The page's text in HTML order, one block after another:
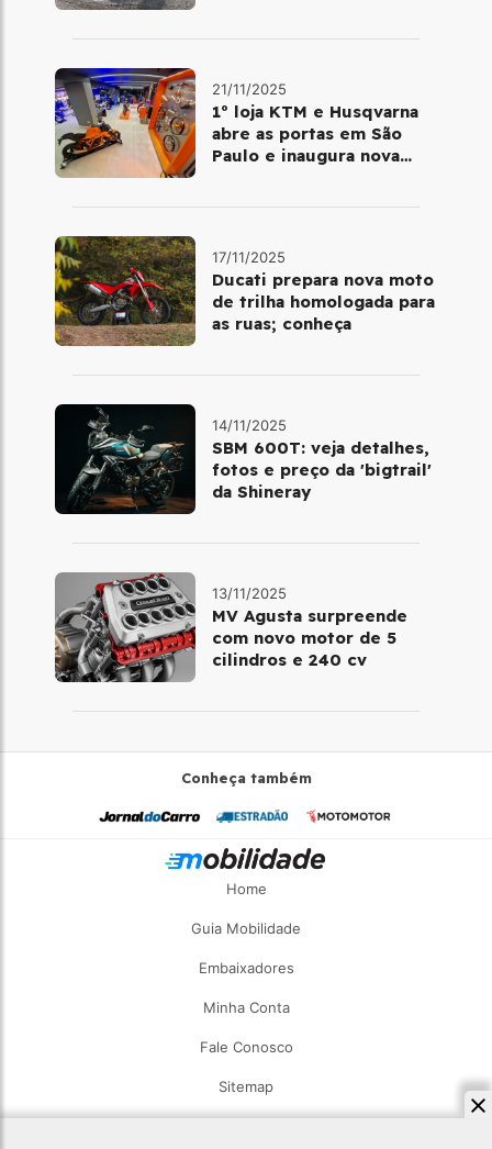
21/11/2025
1º loja KTM e Husqvarna
abre as portas em São
Paulo e inaugura nova
17/11/2025
Ducati prepara nova moto
de trilha homologada para
as ruas; conheça
14/11/2025
SBM 600T: veja detalhes,
fotos e preço da 'bigtrail'
da Shineray
13/11/2025
MV Agusta surpreende
com novo motor de 5
cilindros e 240 cv
Conheça também
Home
Guia Mobilidade
Embaixadores
Minha Conta
Fale Conosco
Sitemap